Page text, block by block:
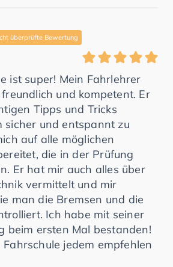
überprüfte Bewertung
ist super! Mein Fahrlehrer
und kompetent. Er
Tipps und Tricks
sicher und entspannt zu
auf alle möglichen
die in der Prüfung
Er hat mir auch alles über
vermittelt und mir
man die Bremsen und die
Ich habe mit seiner
beim ersten Mal bestanden!
jedem empfehlen